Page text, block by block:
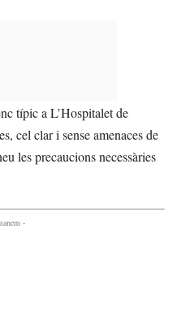
típic a L’Hospitalet de
cel clar i sense amenaces de
les precaucions necessàries
-